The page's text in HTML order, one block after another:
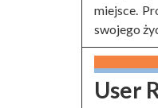
miejsce.
swojego
User